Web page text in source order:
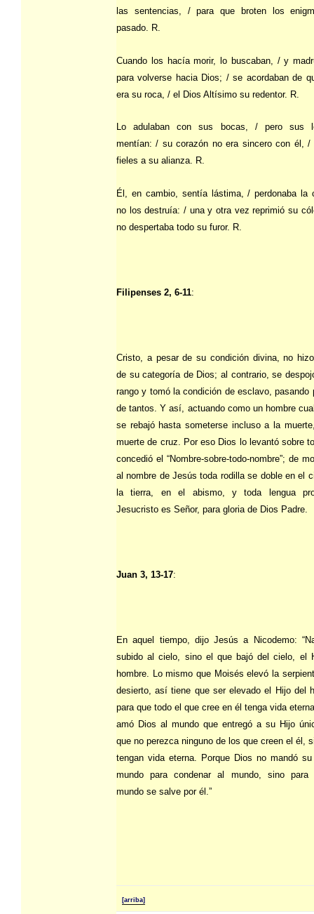
las sentencias, / para que broten los
pasado. R.
Cuando los hacía morir, lo buscaban, / y
para volverse hacia Dios; / se acordaban de
era su roca, / el Dios Altísimo su redentor. R.
Lo adulaban con sus bocas, / pero sus
mentían: / su corazón no era sincero con él, /
fieles a su alianza. R.
Él, en cambio, sentía lástima, / perdonaba la
no los destruía: / una y otra vez reprimió su
no despertaba todo su furor. R.
Filipenses 2, 6-11:
Cristo, a pesar de su condición divina, no
de su categoría de Dios; al contrario, se
rango y tomó la condición de esclavo, pasando
de tantos. Y así, actuando como un hombre
se rebajó hasta someterse incluso a la
muerte de cruz. Por eso Dios lo levantó sobre
concedió el “Nombre-sobre-todo-nombre”; de
al nombre de Jesús toda rodilla se doble en el
la tierra, en el abismo, y toda lengua
Jesucristo es Señor, para gloria de Dios Padre.
Juan 3, 13-17:
En aquel tiempo, dijo Jesús a Nicodemo:
subido al cielo, sino el que bajó del cielo, el
hombre. Lo mismo que Moisés elevó la
desierto, así tiene que ser elevado el Hijo del
para que todo el que cree en él tenga vida
amó Dios al mundo que entregó a su Hijo
que no perezca ninguno de los que creen el él,
tengan vida eterna. Porque Dios no mandó
mundo para condenar al mundo, sino para
mundo se salve por él.”
[arriba]